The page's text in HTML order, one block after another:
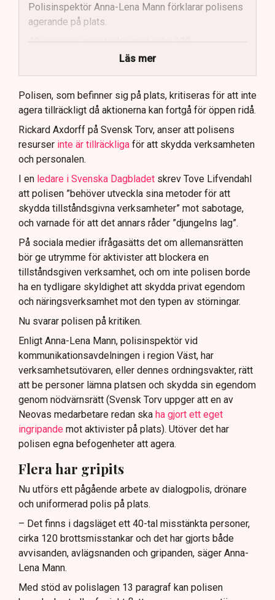
Polisinspektör Anna-Lena Mann förklarar polisens
agerande på plats.
40 personer misstänks med cirka 120
brottsmisstankar kopplade.
Polisen använder drönare och uniformerad polis
för att dokumentera bevis.
Samtidigt är polisarbetet komplext när det gäller
att navigera juridiska rättigheter och gränser.
Läs mer
Polisen, som befinner sig på plats, kritiseras för att inte
agera tillräckligt då aktionerna kan fortgå för öppen ridå.
Rickard Axdorff på Svensk Torv, anser att polisens
resurser inte är tillräckliga för att skydda verksamheten
och personalen.
I en ledare i Svenska Dagbladet skrev Tove Lifvendahl
att polisen ”behöver utveckla sina metoder för att
skydda tillståndsgivna verksamheter” mot sabotage,
och varnade för att det annars råder ”djungelns lag”.
På sociala medier ifrågasätts det om allemansrätten
bör ge utrymme för aktivister att blockera en
tillståndsgiven verksamhet, och om inte polisen borde
ha en tydligare skyldighet att skydda privat egendom
och näringsverksamhet mot den typen av störningar.
Nu svarar polisen på kritiken.
Enligt Anna-Lena Mann, polisinspektör vid
kommunikationsavdelningen i region Väst, har
verksamhetsutövaren, eller dennes ordningsvakter, rätt
att be personer lämna platsen och skydda sin egendom
genom nödvärnsrätt (Svensk Torv uppger att en av
Neovas medarbetare redan ska ha gjort ett eget
ingripande mot aktivister på plats). Utöver det har
polisen egna befogenheter att agera.
Flera har gripits
Nu utförs ett pågående arbete av dialogpolis, drönare
och uniformerad polis på plats.
– Det finns i dagsläget ett 40-tal misstänkta personer,
cirka 120 brottsmisstankar och det har gjorts både
avvisanden, avlägsnanden och gripanden, säger Anna-
Lena Mann.
Med stöd av polislagen 13 paragraf kan polisen